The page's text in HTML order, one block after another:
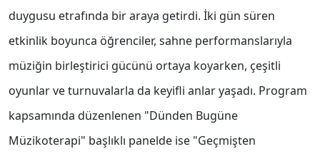
duygusu etrafında bir araya getirdi. İki gün süren
etkinlik boyunca öğrenciler, sahne performanslarıyla
müziğin birleştirici gücünü ortaya koyarken, çeşitli
oyunlar ve turnuvalarla da keyifli anlar yaşadı. Program
kapsamında düzenlenen "Dünden Bugüne
Müzikoterapi" başlıklı panelde ise "Geçmişten